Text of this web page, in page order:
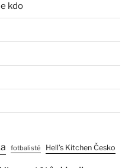
kdo
fotbalisté Hell’s Kitchen Česko